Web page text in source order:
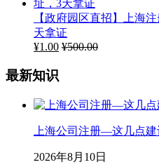
【政府园区直招】上海
天拿证
¥1.00 ¥500.00
最新知识
上海公司注册—这几点建
2026年8月10日